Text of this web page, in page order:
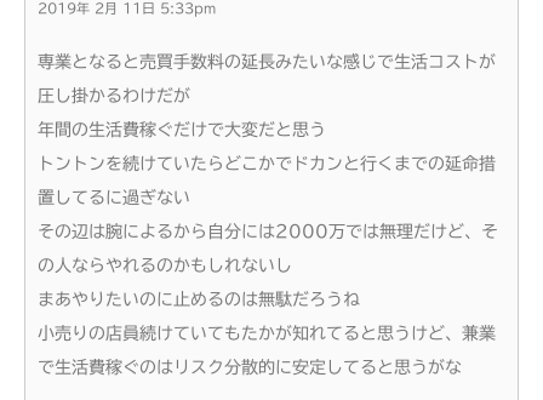
2019年 2月 11日 5:33pm
専業となると売買手数料の延長みたいな感じで生活コストが
圧し掛かるわけだが
年間の生活費稼ぐだけで大変だと思う
トントンを続けていたらどこかでドカンと行くまでの延命措
置してるに過ぎない
その辺は腕によるから自分には2000万では無理だけど、そ
の人ならやれるのかもしれないし
まあやりたいのに止めるのは無駄だろうね
小売りの店員続けていてもたかが知れてると思うけど、兼業
で生活費稼ぐのはリスク分散的に安定してると思うがな